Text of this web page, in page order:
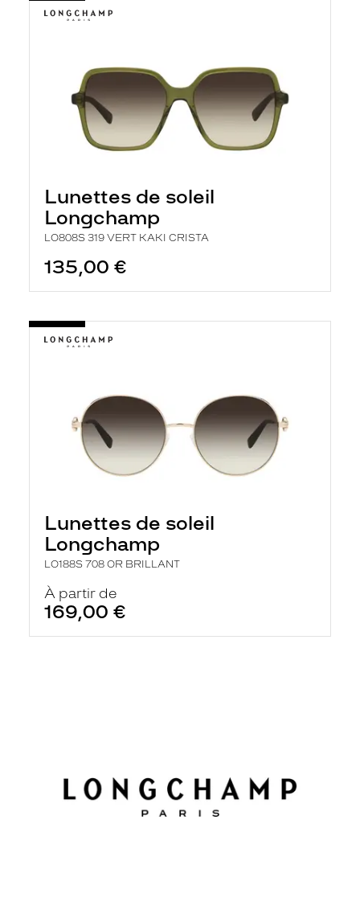
Lunettes de soleil
Longchamp
LO808S 319 VERT KAKI CRISTA
135,00 €
Lunettes de soleil
Longchamp
LO188S 708 OR BRILLANT
À partir de
169,00 €